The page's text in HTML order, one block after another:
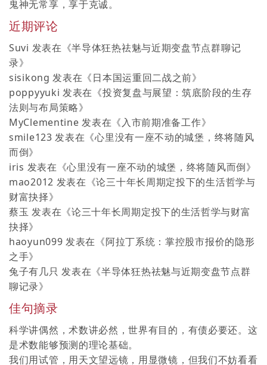
鬼神无常享，享于克诚。
近期评论
Suvi 发表在《半导体狂热祛魅与近期变盘节点群聊记
录》
sisikong 发表在《日本国运重回二战之前》
poppyyuki 发表在《投资复盘与展望：筑底阶段的生存
法则与布局策略》
MyClementine 发表在《入市前期准备工作》
smile123 发表在《心里没有一座不动的城堡，终将随风
而倒》
iris 发表在《心里没有一座不动的城堡，终将随风而倒》
mao2012 发表在《论三十年长周期定投下的生活哲学与
财富抉择》
蔡玉 发表在《论三十年长周期定投下的生活哲学与财富
抉择》
haoyun099 发表在《阿拉丁系统：掌控股市报价的隐形
之手》
兔子有几只 发表在《半导体狂热祛魅与近期变盘节点群
聊记录》
佳句摘录
科学讲偶然，术数讲必然，世界有目的，有债必要还。这
是术数能够预测的理论基础。
我们用试管，用天文望远镜，用显微镜，但我们不妨看看